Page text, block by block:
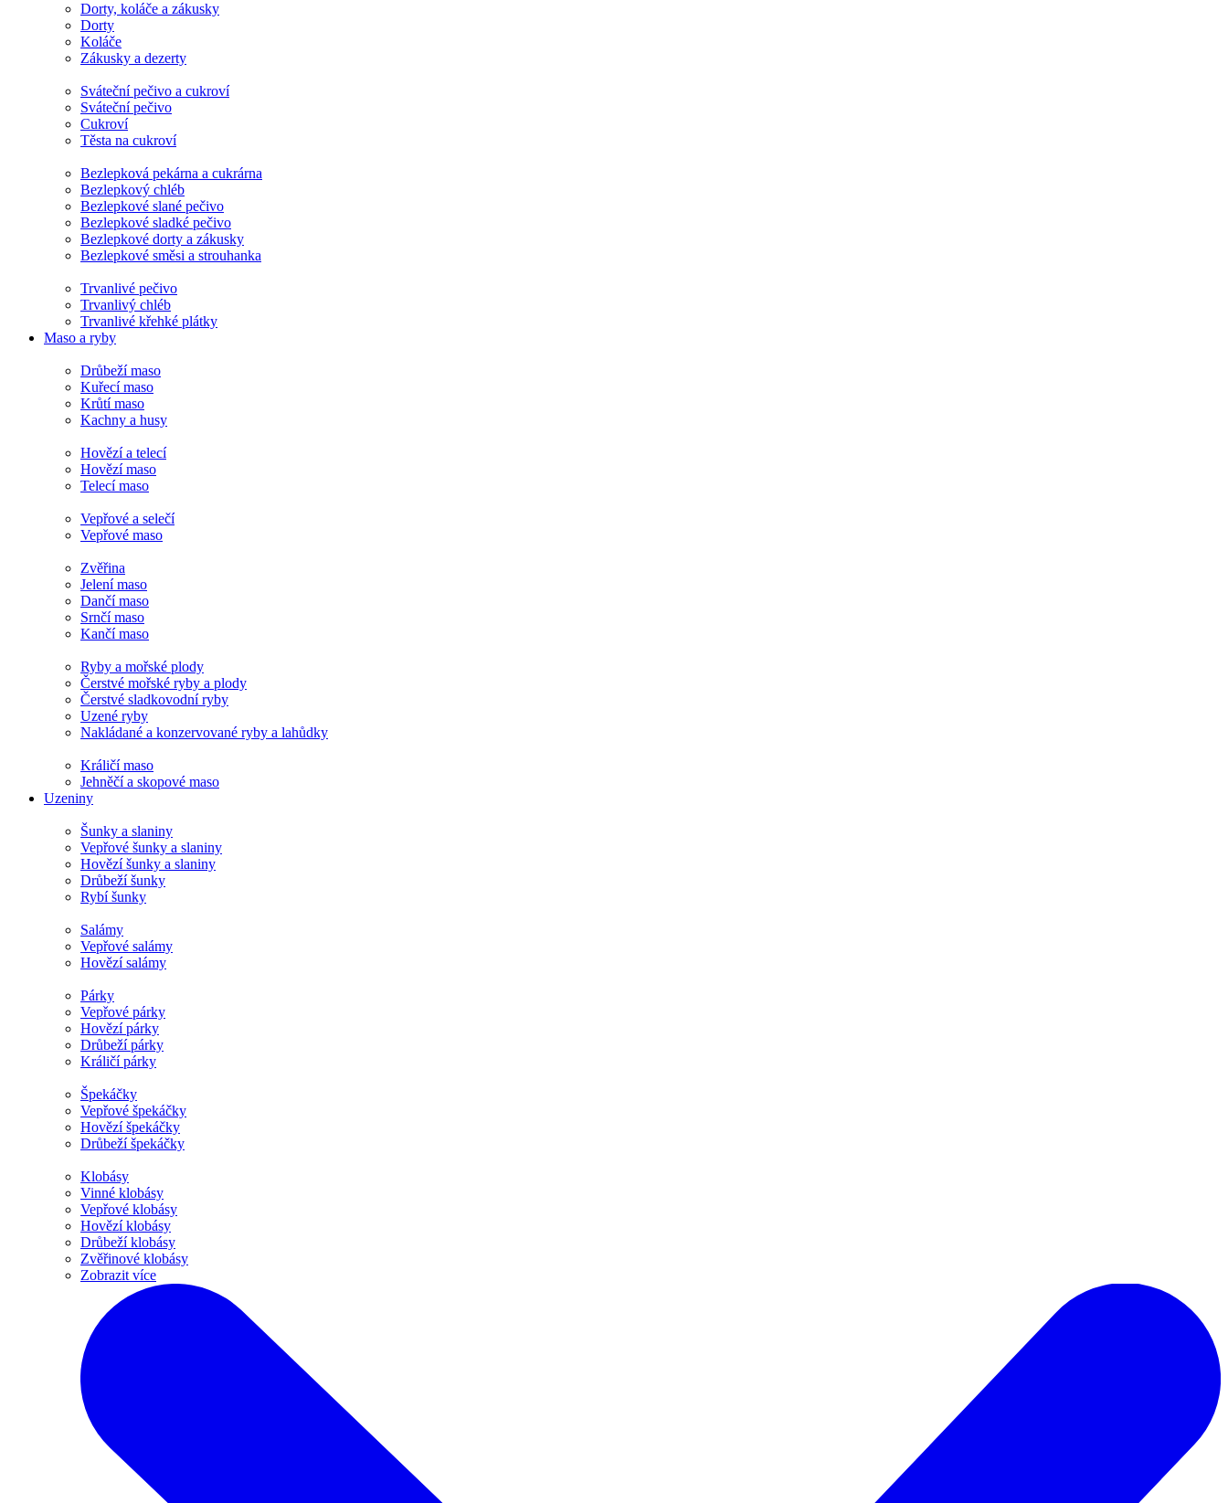
Dorty, koláče a zákusky
Dorty
Koláče
Zákusky a dezerty
Sváteční pečivo a cukroví
Sváteční pečivo
Cukroví
Těsta na cukroví
Bezlepková pekárna a cukrárna
Bezlepkový chléb
Bezlepkové slané pečivo
Bezlepkové sladké pečivo
Bezlepkové dorty a zákusky
Bezlepkové směsi a strouhanka
Trvanlivé pečivo
Trvanlivý chléb
Trvanlivé křehké plátky
Maso a ryby
Drůbeží maso
Kuřecí maso
Krůtí maso
Kachny a husy
Hovězí a telecí
Hovězí maso
Telecí maso
Vepřové a selečí
Vepřové maso
Zvěřina
Jelení maso
Dančí maso
Srnčí maso
Kančí maso
Ryby a mořské plody
Čerstvé mořské ryby a plody
Čerstvé sladkovodní ryby
Uzené ryby
Nakládané a konzervované ryby a lahůdky
Králičí maso
Jehněčí a skopové maso
Uzeniny
Šunky a slaniny
Vepřové šunky a slaniny
Hovězí šunky a slaniny
Drůbeží šunky
Rybí šunky
Salámy
Vepřové salámy
Hovězí salámy
Párky
Vepřové párky
Hovězí párky
Drůbeží párky
Králičí párky
Špekáčky
Vepřové špekáčky
Hovězí špekáčky
Drůbeží špekáčky
Klobásy
Vinné klobásy
Vepřové klobásy
Hovězí klobásy
Drůbeží klobásy
Zvěřinové klobásy
Zobrazit více